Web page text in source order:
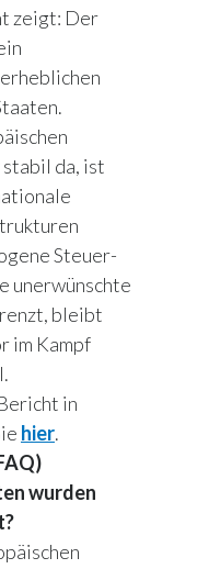
zeigt: Der
da, ist
Steuer-
unerwünschte
bleibt
im Kampf
in
hier.
wurden